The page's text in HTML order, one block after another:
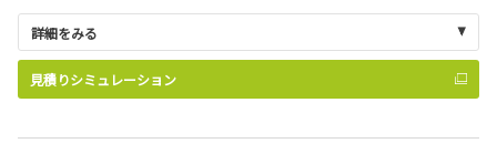
詳細をみる
見積りシミュレーション